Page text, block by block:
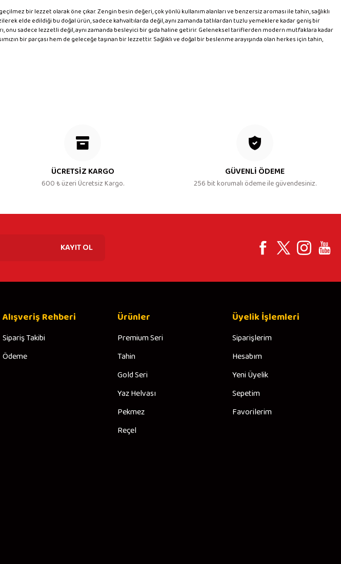
bir lezzet olarak öne çıkar. Zengin besin değeri, çok yönlü kullanım alanları ve benzersiz aroması ile tahin, sağlıklı
elde edildiği bu doğal ürün, sadece kahvaltılarda değil, aynı zamanda tatlılardan tuzlu yemeklere kadar geniş bir
onu sadece lezzetli değil, aynı zamanda besleyici bir gıda haline getirir. Geleneksel tariflerden modern mutfaklara kadar
bir parçası hem de geleceğe taşınan bir lezzettir. Sağlıklı ve doğal bir beslenme arayışında olan herkes için tahin,
ÜCRETSİZ KARGO
600 ₺ üzeri Ücretsiz Kargo.
GÜVENLİ ÖDEME
256 bit korumalı ödeme ile güvendesiniz.
KAYIT OL
Alışveriş Rehberi
Sipariş Takibi
Ödeme
Ürünler
Premium Seri
Tahin
Gold Seri
Yaz Helvası
Pekmez
Reçel
Üyelik İşlemleri
Siparişlerim
Hesabım
Yeni Üyelik
Sepetim
Favorilerim